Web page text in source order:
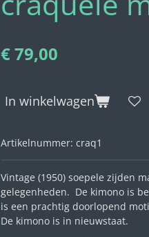
€ 79,00
In winkelwagen
Artikelnummer: craq1
Vintage (1950) soepele zijden
gelegenheden. De kimono is
is een prachtig doorlopend
De kimono is in nieuwstaat.